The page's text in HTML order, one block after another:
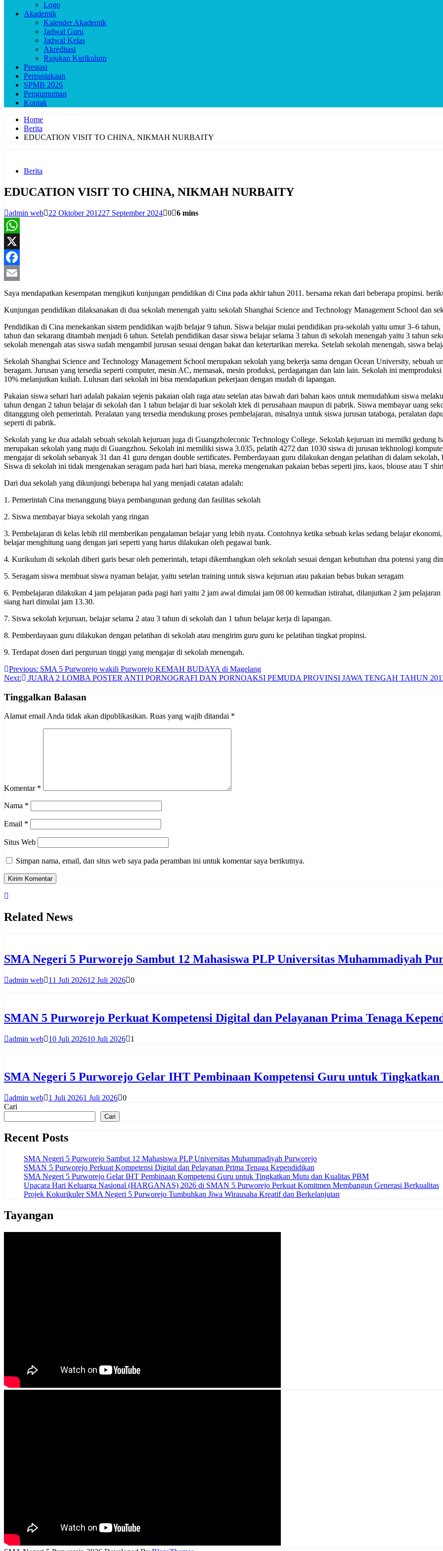
Logo
Akademik
Kalender Akademik
Jadwal Guru
Jadwal Kelas
Akreditasi
Rujukan Kurikulum
Prestasi
Perpustakaan
SPMB 2026
Pengumuman
Kontak
Home
Berita
EDUCATION VISIT TO CHINA, NIKMAH NURBAITY
Berita
EDUCATION VISIT TO CHINA, NIKMAH NURBAITY
admin web 22 Oktober 201227 September 2024 0 6 mins
WhatsApp
X
Facebook
Email
Saya mendapatkan kesempatan mengikuti kunjungan pendidikan di Cina pada akhir tahun 2011. bersama rekan dari beberapa propinsi.
Kunjungan pendidikan dilaksanakan di dua sekolah menengah yaitu sekolah Shanghai Science and Technology Management School dan
Pendidikan di Cina menekankan sistem pendidikan wajib belajar 9 tahun. Siswa belajar mulai pendidikan pra-sekolah yaitu umur 3–6
tahun dan sekarang ditambah menjadi 6 tahun. Setelah pendidikan dasar siswa belajar selama 3 tahun di sekolah menengah yaitu 3 tahun
sekolah menengah atas siswa sudah mengambil jurusan sesuai dengan bakat dan ketertarikan mereka. Setelah sekolah menengah, siswa
Sekolah Shanghai Science and Technology Management School merupakan sekolah yang bekerja sama dengan Ocean University,
beragam. Jurusan yang tersedia seperti computer, mesin AC, memasak, mesin produksi, perdagangan dan lain lain. Sekolah ini
10% melanjutkan kuliah. Lulusan dari sekolah ini bisa mendapatkan pekerjaan dengan mudah di lapangan.
Pakaian siswa sehari hari adalah pakaian sejenis pakaian olah raga atau setelan atas bawah dari bahan kaos untuk memudahkan siswa
tahun dengan 2 tahun belajar di sekolah dan 1 tahun belajar di luar sekolah ktek di perusahaan maupun di pabrik. Siswa membayar uang
ditanggung oleh pemerintah. Peralatan yang tersedia mendukung proses pembelajaran, misalnya untuk siswa jurusan tataboga, peralatan
seperti di pabrik.
Sekolah yang ke dua adalah sebuah sekolah kejuruan juga di Guangzholeconic Technology College. Sekolah kejuruan ini memilki gedung
merupakan sekolah yang maju di Guangzhou. Sekolah ini memiliki siswa 3.035, pelatih 4272 dan 1030 siswa di jurusan tekhnologi
mengajar di sekolah sebanyak 31 dan 41 guru dengan double sertificates. Pemberdayaan guru dilakukan dengan pelatihan di dalam
Siswa di sekolah ini tidak mengenakan seragam pada hari hari biasa, mereka mengenakan pakaian bebas seperti jins, kaos, blouse atau T
Dari dua sekolah yang dikunjungi beberapa hal yang menjadi catatan adalah:
1. Pemerintah Cina menanggung biaya pembangunan gedung dan fasilitas sekolah
2. Siswa membayar biaya sekolah yang ringan
3. Pembelajaran di kelas lebih riil memberikan pengalaman belajar yang lebih nyata. Contohnya ketika sebuah kelas sedang belajar
belajar menghitung uang dengan jari seperti yang harus dilakukan oleh pegawai bank.
4. Kurikulum di sekolah diberi garis besar oleh pemerintah, tetapi dikembangkan oleh sekolah sesuai dengan kebutuhan dna potensi yang
5. Seragam siswa membuat siswa nyaman belajar, yaitu setelan training untuk siswa kejuruan atau pakaian bebas bukan seragam
6. Pembelajaran dilakukan 4 jam pelajaran pada pagi hari yaitu 2 jam awal dimulai jam 08 00 kemudian istirahat, dilanjutkan 2 jam
siang hari dimulai jam 13.30.
7. Siswa sekolah kejuruan, belajar selama 2 atau 3 tahun di sekolah dan 1 tahun belajar kerja di lapangan.
8. Pemberdayaan guru dilakukan dengan pelatihan di sekolah atau mengirim guru guru ke pelatihan tingkat propinsi.
9. Terdapat dosen dari perguruan tinggi yang mengajar di sekolah menengah.
Navigasi
pos
Previous: SMA 5 Purworejo wakili Purworejo KEMAH BUDAYA di Magelang
Next:
JUARA 2 LOMBA POSTER ANTI PORNOGRAFI DAN PORNOAKSI PEMUDA PROVINSI JAWA TENGAH TAHUN
Tinggalkan Balasan
Alamat email Anda tidak akan dipublikasikan. Ruas yang wajib ditandai *
Komentar *
Nama *
Email *
Situs Web
Simpan nama, email, dan situs web saya pada peramban ini untuk komentar saya berikutnya.
Related News
SMA Negeri 5 Purworejo Sambut 12 Mahasiswa PLP Universitas Muhammadiyah
admin web 11 Juli 202612 Juli 2026 0
SMAN 5 Purworejo Perkuat Kompetensi Digital dan Pelayanan Prima Tenaga
admin web 10 Juli 202610 Juli 2026 1
SMA Negeri 5 Purworejo Gelar IHT Pembinaan Kompetensi Guru untuk
admin web 1 Juli 20261 Juli 2026 0
Cari
Cari
Recent Posts
SMA Negeri 5 Purworejo Sambut 12 Mahasiswa PLP Universitas Muhammadiyah Purworejo
SMAN 5 Purworejo Perkuat Kompetensi Digital dan Pelayanan Prima Tenaga Kependidikan
SMA Negeri 5 Purworejo Gelar IHT Pembinaan Kompetensi Guru untuk Tingkatkan Mutu dan Kualitas PBM
Upacara Hari Keluarga Nasional (HARGANAS) 2026 di SMAN 5 Purworejo Perkuat Komitmen Membangun Generasi Berkualitas
Projek Kokurikuler SMA Negeri 5 Purworejo Tumbuhkan Jiwa Wirausaha Kreatif dan Berkelanjutan
Tayangan